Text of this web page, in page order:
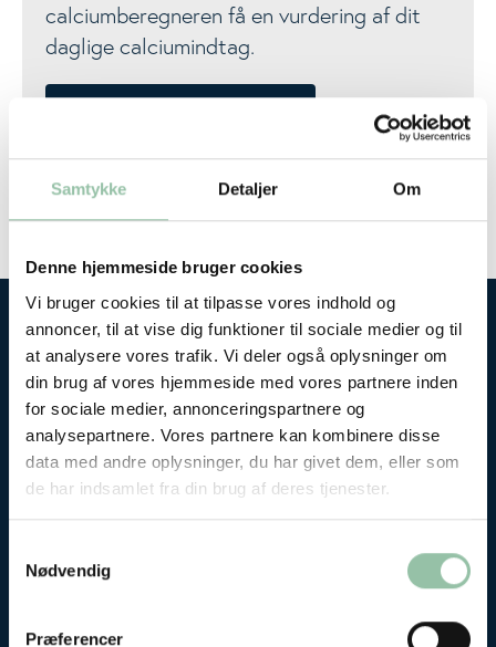
Samtykke Detaljer Om
Denne hjemmeside bruger cookies
Vi bruger cookies til at tilpasse vores indhold og
annoncer, til at vise dig funktioner til sociale medier og til
at analysere vores trafik. Vi deler også oplysninger om
din brug af vores hjemmeside med vores partnere inden
for sociale medier, annonceringspartnere og
analysepartnere. Vores partnere kan kombinere disse
data med andre oplysninger, du har givet dem, eller som
de har indsamlet fra din brug af deres tjenester.
Nødvendig
Præferencer
Materialer
Events
Analyser
calciumberegneren få en vurdering af dit
daglige calciumindtag.
Har du prøvet de andre beregnere?
Lav personlige måltidsplaner med Måltidsberegneren